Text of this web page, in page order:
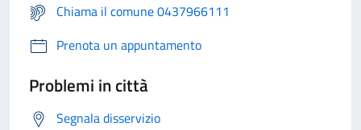
Chiama il comune 0437966111
Prenota un appuntamento
Problemi in città
Segnala disservizio